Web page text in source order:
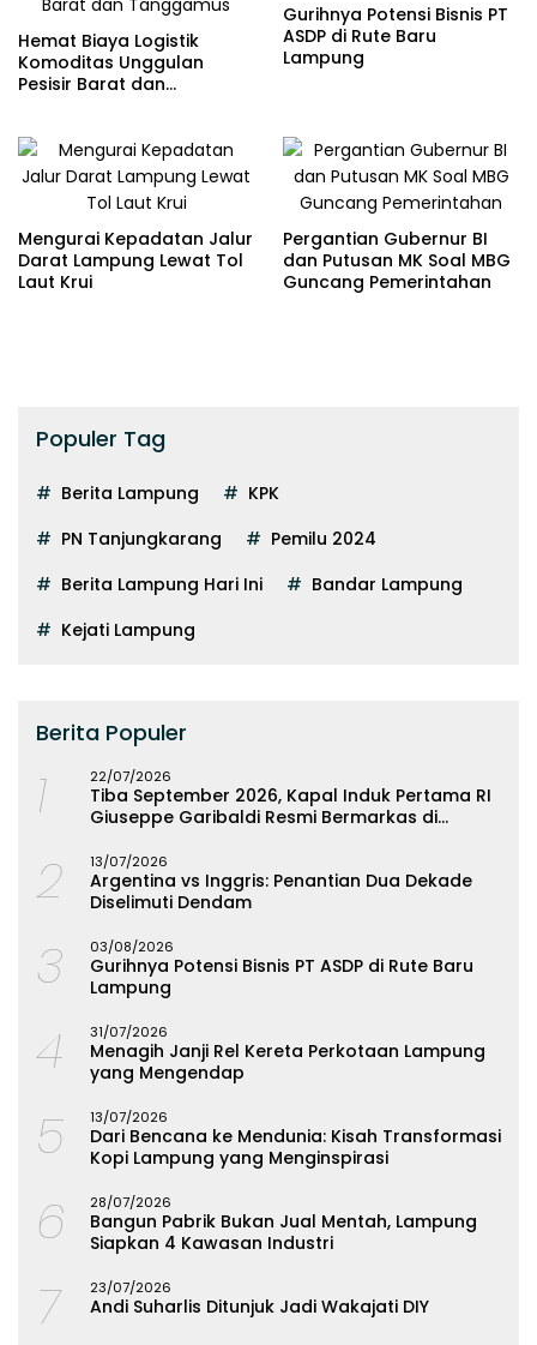
Hemat Biaya Logistik
Komoditas Unggulan
Pesisir Barat dan
Gurihnya Potensi Bisnis PT
ASDP di Rute Baru
Lampung
Mengurai Kepadatan Jalur
Darat Lampung Lewat Tol
Laut Krui
Pergantian Gubernur BI
dan Putusan MK Soal MBG
Guncang Pemerintahan
Populer Tag
Berita Lampung
KPK
PN Tanjungkarang
Pemilu 2024
Berita Lampung Hari Ini
Bandar Lampung
Kejati Lampung
Berita Populer
1 22/07/2026
Tiba September 2026, Kapal Induk Pertama RI
Giuseppe Garibaldi Resmi Bermarkas di
2 13/07/2026
Argentina vs Inggris: Penantian Dua Dekade
Diselimuti Dendam
3 03/08/2026
Gurihnya Potensi Bisnis PT ASDP di Rute Baru
Lampung
4 31/07/2026
Menagih Janji Rel Kereta Perkotaan Lampung
yang Mengendap
5 13/07/2026
Dari Bencana ke Mendunia: Kisah Transformasi
Kopi Lampung yang Menginspirasi
6 28/07/2026
Bangun Pabrik Bukan Jual Mentah, Lampung
Siapkan 4 Kawasan Industri
7 23/07/2026
Andi Suharlis Ditunjuk Jadi Wakajati DIY